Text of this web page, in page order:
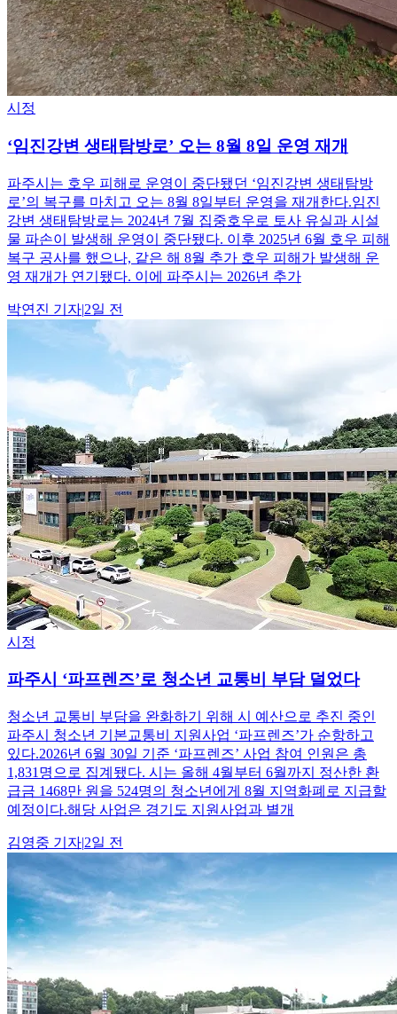
시정
‘임진강변 생태탐방로’ 오는 8월 8일 운영 재개
파주시는 호우 피해로 운영이 중단됐던 ‘임진강변 생태탐방
로’의 복구를 마치고 오는 8월 8일부터 운영을 재개한다.임진
강변 생태탐방로는 2024년 7월 집중호우로 토사 유실과 시설
물 파손이 발생해 운영이 중단됐다. 이후 2025년 6월 호우 피해
복구 공사를 했으나, 같은 해 8월 추가 호우 피해가 발생해 운
영 재개가 연기됐다. 이에 파주시는 2026년 추가
박연진 기자|2일 전
시정
파주시 ‘파프렌즈’로 청소년 교통비 부담 덜었다
청소년 교통비 부담을 완화하기 위해 시 예산으로 추진 중인
파주시 청소년 기본교통비 지원사업 ‘파프렌즈’가 순항하고
있다.2026년 6월 30일 기준 ‘파프렌즈’ 사업 참여 인원은 총
1,831명으로 집계됐다. 시는 올해 4월부터 6월까지 정산한 환
급금 1468만 원을 524명의 청소년에게 8월 지역화폐로 지급할
예정이다.해당 사업은 경기도 지원사업과 별개
김영중 기자|2일 전